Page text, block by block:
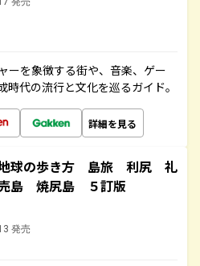
ーを象徴する街や、音楽、ゲー
代の流行と文化を巡るガイド。
詳細を見る
球の歩き方 島旅 利尻 礼
島 焼尻島 ５訂版
発売